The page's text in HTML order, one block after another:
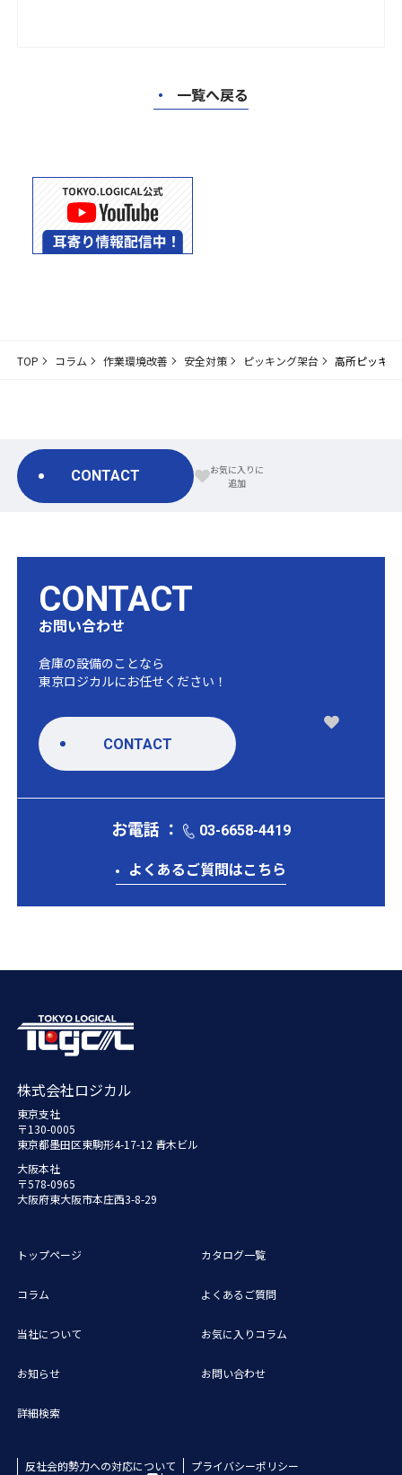
・ 一覧へ戻る
TOP コラム 作業環境改善 安全対策 ピッキング架台 高所ピッキ
CONTACT
CONTACT
お問い合わせ
倉庫の設備のことなら
東京ロジカルにお任せください！
CONTACT
お電話 ： 03-6658-4419
よくあるご質問はこちら
株式会社ロジカル
東京支社
〒130-0005
東京都墨田区東駒形4-17-12 青木ビル
大阪本社
〒578-0965
大阪府東大阪市本庄西3-8-29
トップページ
コラム
当社について
お知らせ
詳細検索
カタログ一覧
よくあるご質問
お気に入りコラム
お問い合わせ
反社会的勢力への対応について
プライバシーポリシー